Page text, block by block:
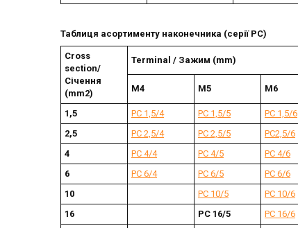
Таблиця асортименту наконечника (серії РС)
Cross
section/
Січення
(mm2)
Terminal / Зажим (mm)
М4 М5 М6
1,5 РС 1,5/4 РС 1,5/5
РС 1,5/6
2,5
РС 2,5/4 РС 2,5/5 РС2,5/6
4
РС 4/4 РС 4/5 РС 4/6
6
РС 6/4 РС 6/5 РС 6/6
10
РС 10/5 РС 10/6
16
РС 16/5 РС 16/6